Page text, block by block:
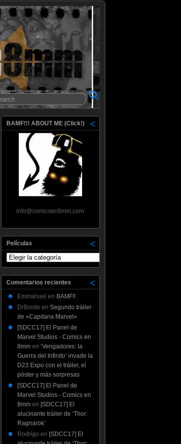
BAMF!!! ABOUT ME (Click!)
info@comicsen8mm.com
Películas
Películas
Comentarios recientes
Emmanuel en BAMF!!
DrBorde en Segundo tráiler
de «Capitana Marvel»
[SDCC17] El Panel de
Marvel Studios - Comics en
8mmen ‘Vengadores: la
Guerra del Infinito’ invade la
D23 Expo con el tráiler, el
póster y más sorpresas
[SDCC17] El Panel de
Marvel Studios - Comics en
8mmen [SDCC17] El
alucinante tráiler de ‘Thor:
Ragnarok’
Rodrigo en [SDCC17] El